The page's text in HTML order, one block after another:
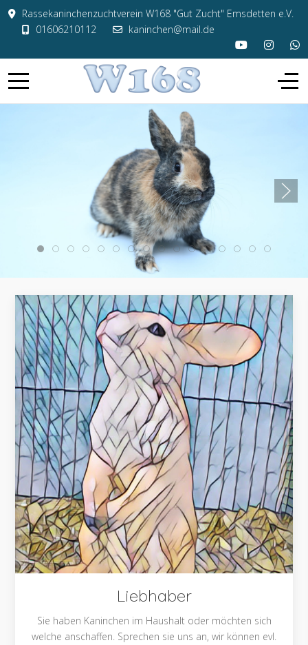
Rassekaninchenzuchtverein W168 "Gut Zucht" Emsdetten e.V.
01606210112
kaninchen@mail.de
Liebhaber
Sie haben Kaninchen im Haushalt oder möchten sich
welche anschaffen. Sprechen sie uns an, wir können evl.